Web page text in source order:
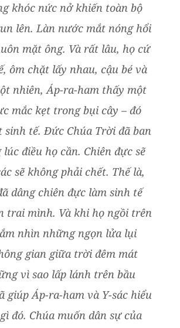
khóc nức nở khiến toàn bộ
lên. Làn nước mắt nóng hổi
mặt ông. Và rất lâu, họ cứ
ôm chặt lấy nhau, cậu bé và
nhiên, Áp-ra-ham thấy một
mắc kẹt trong bụi cây – đó
sinh tế. Đức Chúa Trời đã ban
điều họ cần. Chiên đực sẽ
sẽ không phải chết. Thế là,
dâng chiên đực làm sinh tế
trai mình. Và khi họ ngồi trên
nhìn những ngọn lửa lụi
gian giữa trời đêm mát
vì sao lấp lánh trên bầu
giúp Áp-ra-ham và Y-sác hiểu
đó. Chúa muốn dân sự của